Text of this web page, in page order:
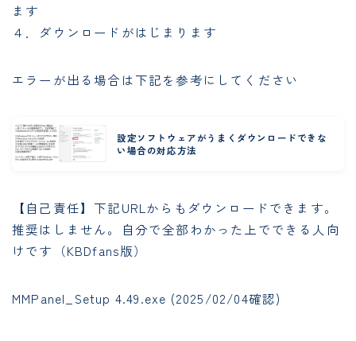
ます
４．ダウンロードがはじまります
エラーが出る場合は下記を参考にしてください
設定ソフトウェアがうまくダウンロードできな
い場合の対応方法
【自己責任】下記URLからもダウンロードできます。
推奨はしません。自分で全部わかった上でできる人向
けです（KBDfans版）
MMPanel_Setup 4.49.exe (2025/02/04確認)